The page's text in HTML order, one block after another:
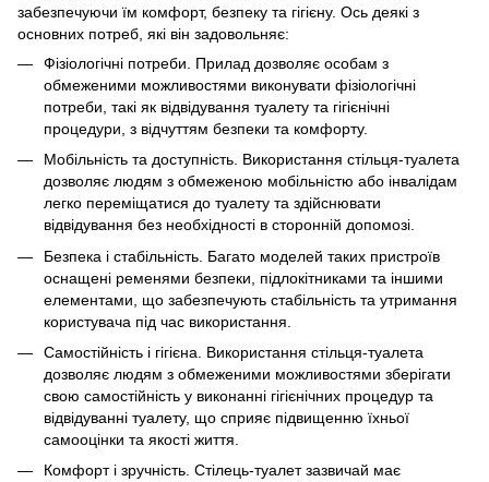
забезпечуючи їм комфорт, безпеку та гігієну. Ось деякі з
основних потреб, які він задовольняє:
Фізіологічні потреби. Прилад дозволяє особам з
обмеженими можливостями виконувати фізіологічні
потреби, такі як відвідування туалету та гігієнічні
процедури, з відчуттям безпеки та комфорту.
Мобільність та доступність. Використання стільця-туалета
дозволяє людям з обмеженою мобільністю або інвалідам
легко переміщатися до туалету та здійснювати
відвідування без необхідності в сторонній допомозі.
Безпека і стабільність. Багато моделей таких пристроїв
оснащені ременями безпеки, підлокітниками та іншими
елементами, що забезпечують стабільність та утримання
користувача під час використання.
Самостійність і гігієна. Використання стільця-туалета
дозволяє людям з обмеженими можливостями зберігати
свою самостійність у виконанні гігієнічних процедур та
відвідуванні туалету, що сприяє підвищенню їхньої
самооцінки та якості життя.
Комфорт і зручність. Стілець-туалет зазвичай має